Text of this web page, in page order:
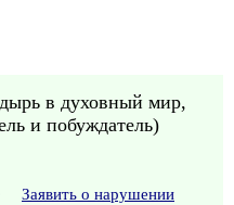
в духовный мир,
и побуждатель)
Заявить о нарушении